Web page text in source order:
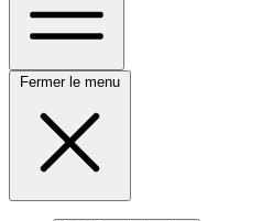
Fermer le menu